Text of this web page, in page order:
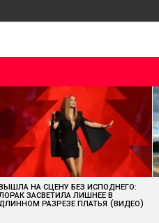
НА СЦЕНУ БЕЗ ИСПОДНЕГО:
ЗАСВЕТИЛА ЛИШНЕЕ В
РАЗРЕЗЕ ПЛАТЬЯ (ВИДЕО)